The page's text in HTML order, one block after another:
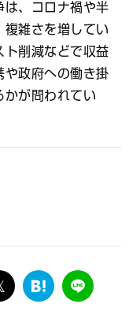
、コロナ禍や半
雑さを増してい
ト削減などで収益
や政府への働き掛
かが問われてい
は
LINE